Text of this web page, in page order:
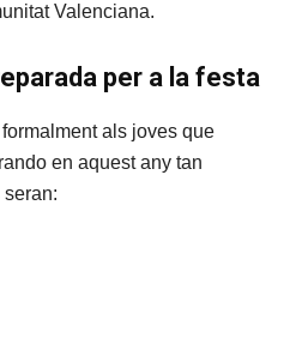
Valenciana.
per a la festa
formalment als joves que
en aquest any tan
seran: